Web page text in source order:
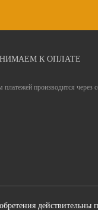
К ОПЛАТЕ
платежей производится через
действительны